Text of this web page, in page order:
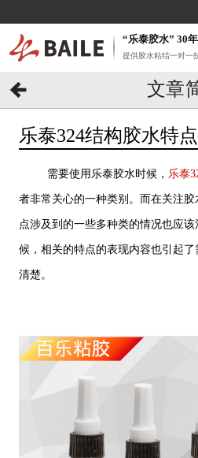
“乐泰胶水” 30
提供胶水粘结一对一
文章
乐泰324结构胶水特
需要使用乐泰胶水时候， 乐泰
者非常关心的一种类别。而在关注
点涉及到的一些多种类的情况也应
候，相关的特点的表现内容也引起
清楚。